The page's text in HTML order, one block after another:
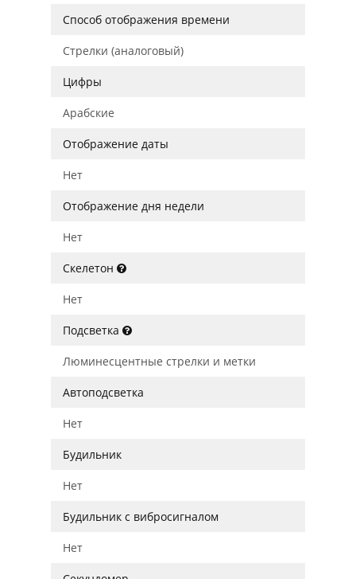
Способ отображения времени
Стрелки (аналоговый)
Цифры
Арабские
Отображение даты
Нет
Отображение дня недели
Нет
Скелетон
Нет
Подсветка
Люминесцентные стрелки и метки
Автоподсветка
Нет
Будильник
Нет
Будильник с вибросигналом
Нет